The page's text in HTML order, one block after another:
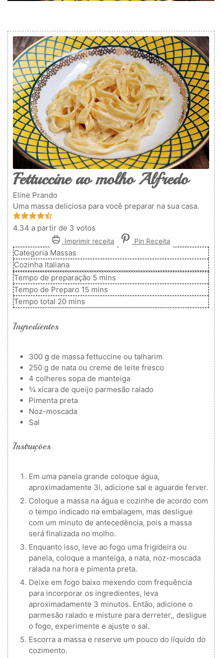
Fettuccine ao molho Alfredo
Eline Prando
Uma massa deliciosa para você preparar na sua casa.
4.34 a partir de 3 votos
Imprimir receita Pin Receita
Categoria Massas
Cozinha Italiana
Tempo de preparação 5 minutos
mins
Tempo de Preparo 15 minutos
mins
Tempo total 20minutos
mins
Ingredientes
300 g de massa fettuccine ou talharim
250 g de nata ou creme de leite fresco
4 colheres sopa de manteiga
¾ xícara de queijo parmesão ralado
Pimenta preta
Noz-moscada
Sal
Instruções
Em uma panela grande coloque água,
aproximadamente 3l, adicione sal e aguarde ferver.
Coloque a massa na água e cozinhe de acordo com
o tempo indicado na embalagem, mas desligue
com um minuto de antecedência, pois a massa
será finalizada no molho.
Enquanto isso, leve ao fogo uma frigideira ou
panela, coloque a manteiga, a nata, noz-moscada
ralada na hora e pimenta preta.
Deixe em fogo baixo mexendo com frequência
para incorporar os ingredientes, leva
aproximadamente 3 minutos. Então, adicione o
parmesão ralado e misture para derreter,, desligue
o fogo, experimente e ajuste o sal.
Escorra a massa e reserve um pouco do líquido do
cozimento.